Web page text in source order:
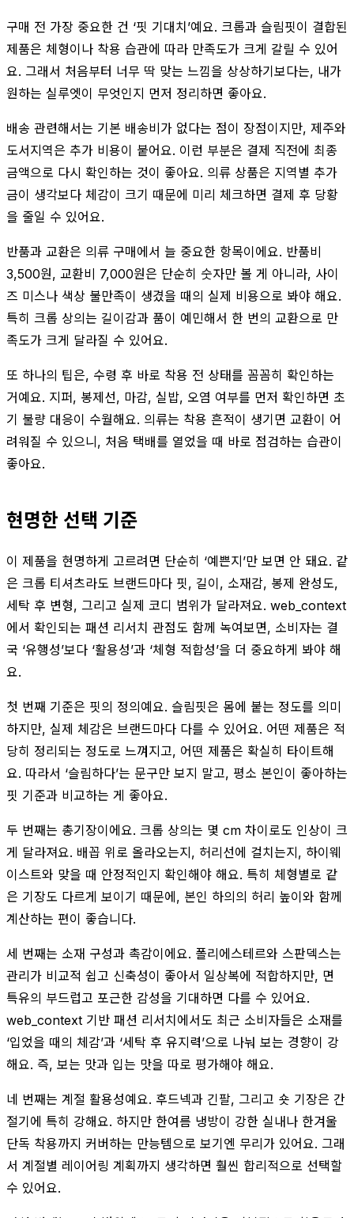
구매 전 가장 중요한 건 ‘핏 기대치’예요. 크롭과 슬림핏이 결합된
제품은 체형이나 착용 습관에 따라 만족도가 크게 갈릴 수 있어
요. 그래서 처음부터 너무 딱 맞는 느낌을 상상하기보다는, 내가
원하는 실루엣이 무엇인지 먼저 정리하면 좋아요.
배송 관련해서는 기본 배송비가 없다는 점이 장점이지만, 제주와
도서지역은 추가 비용이 붙어요. 이런 부분은 결제 직전에 최종
금액으로 다시 확인하는 것이 좋아요. 의류 상품은 지역별 추가
금이 생각보다 체감이 크기 때문에 미리 체크하면 결제 후 당황
을 줄일 수 있어요.
반품과 교환은 의류 구매에서 늘 중요한 항목이에요. 반품비
3,500원, 교환비 7,000원은 단순히 숫자만 볼 게 아니라, 사이
즈 미스나 색상 불만족이 생겼을 때의 실제 비용으로 봐야 해요.
특히 크롭 상의는 길이감과 품이 예민해서 한 번의 교환으로 만
족도가 크게 달라질 수 있어요.
또 하나의 팁은, 수령 후 바로 착용 전 상태를 꼼꼼히 확인하는
거예요. 지퍼, 봉제선, 마감, 실밥, 오염 여부를 먼저 확인하면 초
기 불량 대응이 수월해요. 의류는 착용 흔적이 생기면 교환이 어
려워질 수 있으니, 처음 택배를 열었을 때 바로 점검하는 습관이
좋아요.
현명한 선택 기준
이 제품을 현명하게 고르려면 단순히 ‘예쁜지’만 보면 안 돼요. 같
은 크롭 티셔츠라도 브랜드마다 핏, 길이, 소재감, 봉제 완성도,
세탁 후 변형, 그리고 실제 코디 범위가 달라져요. web_context
에서 확인되는 패션 리서치 관점도 함께 녹여보면, 소비자는 결
국 ‘유행성’보다 ‘활용성’과 ‘체형 적합성’을 더 중요하게 봐야 해
요.
첫 번째 기준은 핏의 정의예요. 슬림핏은 몸에 붙는 정도를 의미
하지만, 실제 체감은 브랜드마다 다를 수 있어요. 어떤 제품은 적
당히 정리되는 정도로 느껴지고, 어떤 제품은 확실히 타이트해
요. 따라서 ‘슬림하다’는 문구만 보지 말고, 평소 본인이 좋아하는
핏 기준과 비교하는 게 좋아요.
두 번째는 총기장이에요. 크롭 상의는 몇 cm 차이로도 인상이 크
게 달라져요. 배꼽 위로 올라오는지, 허리선에 걸치는지, 하이웨
이스트와 맞을 때 안정적인지 확인해야 해요. 특히 체형별로 같
은 기장도 다르게 보이기 때문에, 본인 하의의 허리 높이와 함께
계산하는 편이 좋습니다.
세 번째는 소재 구성과 촉감이에요. 폴리에스테르와 스판덱스는
관리가 비교적 쉽고 신축성이 좋아서 일상복에 적합하지만, 면
특유의 부드럽고 포근한 감성을 기대하면 다를 수 있어요.
web_context 기반 패션 리서치에서도 최근 소비자들은 소재를
‘입었을 때의 체감’과 ‘세탁 후 유지력’으로 나눠 보는 경향이 강
해요. 즉, 보는 맛과 입는 맛을 따로 평가해야 해요.
네 번째는 계절 활용성예요. 후드넥과 긴팔, 그리고 숏 기장은 간
절기에 특히 강해요. 하지만 한여름 냉방이 강한 실내나 한겨울
단독 착용까지 커버하는 만능템으로 보기엔 무리가 있어요. 그래
서 계절별 레이어링 계획까지 생각하면 훨씬 합리적으로 선택할
수 있어요.